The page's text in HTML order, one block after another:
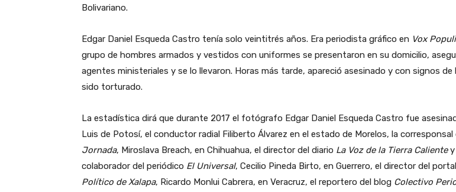
Bolivariano.
Edgar Daniel Esqueda Castro tenía solo veintitrés años. Era periodista gráfico en Vox Populi
grupo de hombres armados y vestidos con uniformes se presentaron en su domicilio,
agentes ministeriales y se lo llevaron. Horas más tarde, apareció asesinado y con signos de
sido torturado.
La estadística dirá que durante 2017 el fotógrafo Edgar Daniel Esqueda Castro fue
Luis de Potosí, el conductor radial Filiberto Álvarez en el estado de Morelos, la corresponsal
Jornada, Miroslava Breach, en Chihuahua, el director del diario La Voz de la Tierra Calientey
colaborador del periódico El Universal, Cecilio Pineda Birto, en Guerrero, el director del portal
Político de Xalapa, Ricardo Monlui Cabrera, en Veracruz, el reportero del blog Colectivo